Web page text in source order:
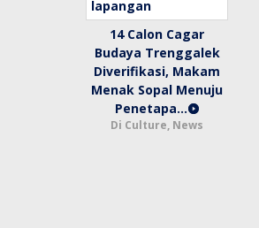
14 Calon Cagar
Budaya Trenggalek
Diverifikasi, Makam
Menak Sopal Menuju
Penetapa…
Di Culture, News